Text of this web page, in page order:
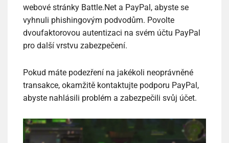
webové stránky Battle.Net a PayPal, abyste se
vyhnuli phishingovým podvodům. Povolte
dvoufaktorovou autentizaci na svém účtu PayPal
pro další vrstvu zabezpečení.
Pokud máte podezření na jakékoli neoprávněné
transakce, okamžitě kontaktujte podporu PayPal,
abyste nahlásili problém a zabezpečili svůj účet.